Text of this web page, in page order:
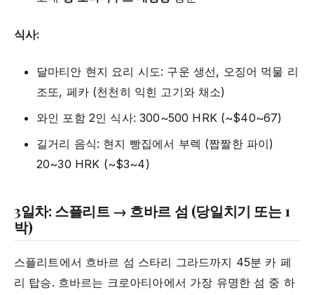
식사:
달마티안 현지 요리 시도: 구운 생선, 오징어 먹물 리
조또, 페카 (천천히 익힌 고기와 채소)
와인 포함 2인 식사: 300~500 HRK (~$40~67)
길거리 음식: 현지 빵집에서 부렉 (짭짤한 파이)
20~30 HRK (~$3~4)
3일차: 스플리트 → 흐바르 섬 (당일치기 또는 1
박)
스플리트에서 흐바르 섬 스타리 그라드까지 45분 카 페
리 탑승. 흐바르는 크로아티아에서 가장 유명한 섬 중 하